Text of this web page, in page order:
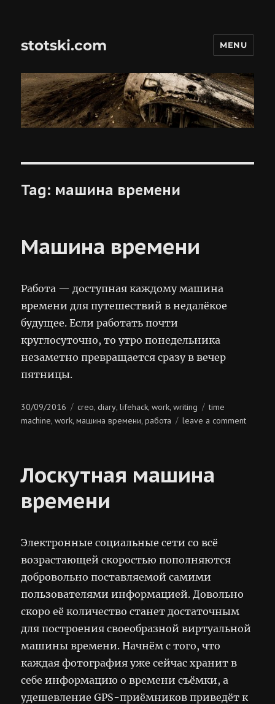
stotski.com MENU
Tag: машина времени
Машина времени
Работа — доступная каждому машина
времени для путешествий в недалёкое
будущее. Если работать почти
круглосуточно, то утро понедельника
незаметно превращается сразу в вечер
пятницы.
Posted
on
30/09/2016 Categories
creo,diary,lifehack,work,writing Tags
time
machine,work,машина времени,работа leave a commenton
Лоскутная машина
времени
Электронные социальные сети со всё
возрастающей скоростью пополняются
добровольно поставляемой самими
пользователями информацией. Довольно
скоро её количество станет достаточным
для построения своеобразной виртуальной
машины времени. Начнём с того, что
каждая фотография уже сейчас хранит в
себе информацию о времени съёмки, а
удешевление GPS-приёмников приведёт к